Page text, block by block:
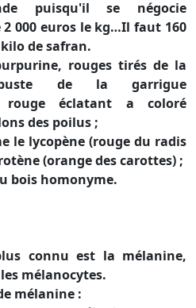
puisqu'il se négocie
000 euros le kg…Il faut 160
de safran.
rouges tirés de la
de la garrigue
rouge éclatant a coloré
des poilus ;
le lycopène (rouge du radis
(orange des carottes) ;
bois homonyme.
connu est la mélanine,
mélanocytes.
mélanine :